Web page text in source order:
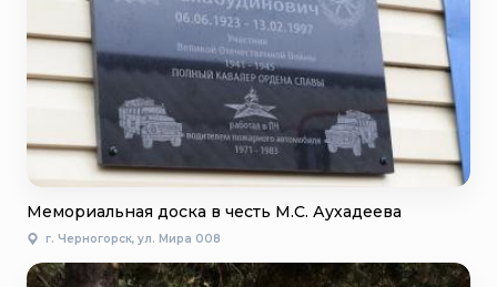
Мемориальная доска в честь М.С. Аухадеева
г. Черногорск, ул. Мира 008